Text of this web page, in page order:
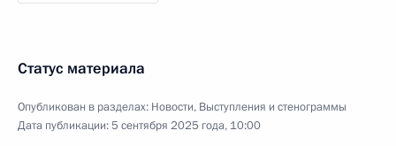
Статус материала
Опубликован в разделах: Новости, Выступления и стенограммы
Дата публикации:5 сентября 2025 года, 10:00